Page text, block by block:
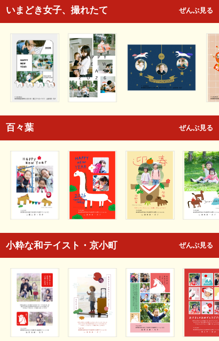
いまどき女子、撮れたて ぜんぶ見る
百々葉 ぜんぶ見る
小粋な和テイスト・京小町 ぜんぶ見る